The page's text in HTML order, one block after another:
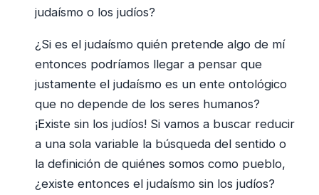
judaísmo o los judíos?
¿Si es el judaísmo quién pretende algo de mí
entonces podríamos llegar a pensar que
justamente el judaísmo es un ente ontológico
que no depende de los seres humanos?
¡Existe sin los judíos! Si vamos a buscar reducir
a una sola variable la búsqueda del sentido o
la definición de quiénes somos como pueblo,
¿existe entonces el judaísmo sin los judíos?